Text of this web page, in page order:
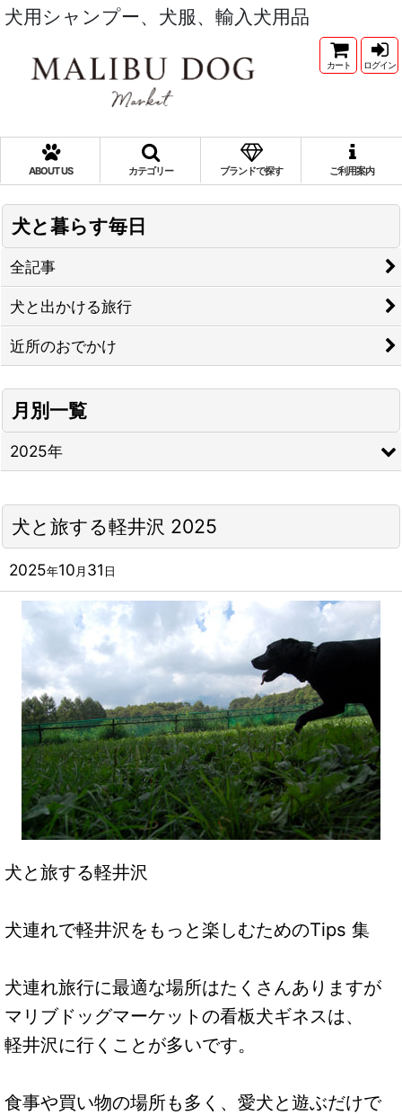
犬用シャンプー、犬服、輸入犬用品
カート ログイン
ABOUT US カテゴリー ブランドで探す ご利用案内
犬と旅する軽井沢 2025
2025年10 月31 日
犬と旅する軽井沢
犬連れで軽井沢をもっと楽しむためのTips 集
犬連れ旅行に最適な場所はたくさんありますが
マリブドッグマーケットの看板犬ギネスは、
軽井沢に行くことが多いです。
食事や買い物の場所も多く、愛犬と遊ぶだけで
犬と暮らす毎日
全記事
犬と出かける旅行
近所のおでかけ
月別一覧
2025年